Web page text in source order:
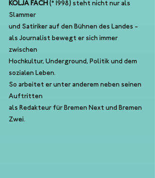
KOLJA FACH (*1998) steht nicht nur als
Slammer
und Satiriker auf den Bühnen des Landes -
als Journalist bewegt er sich immer
zwischen
Hochkultur, Underground, Politik und dem
sozialen Leben.
So arbeitet er unter anderem neben seinen
Auftritten
als Redakteur für Bremen Next und Bremen
Zwei.